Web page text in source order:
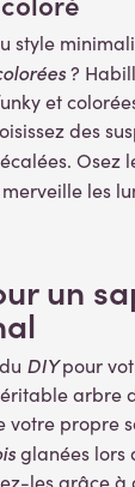
style
?
et
des
Osez
les
un
DIYpour
arbre
votre propre
glanées lors
les grâce à